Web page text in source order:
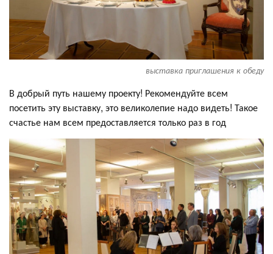
выставка приглашения к обеду
В добрый путь нашему проекту! Рекомендуйте всем
посетить эту выставку, это великолепие надо видеть! Такое
счастье нам всем предоставляется только раз в год